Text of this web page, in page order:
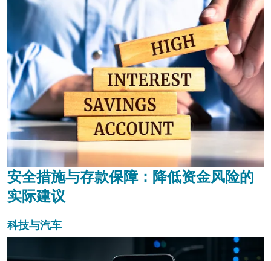
安全措施与存款保障：降低资金风险的
实际建议
科技与汽车